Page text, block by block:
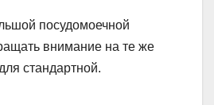
посудомоечной
внимание на те же
стандартной.